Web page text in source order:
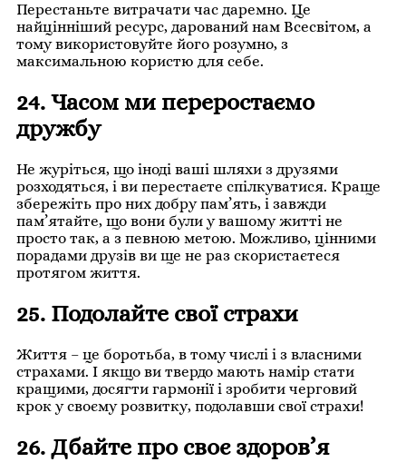
Перестаньте витрачати час даремно. Це
найцінніший ресурс, дарований нам Всесвітом, а
тому використовуйте його розумно, з
максимальною користю для себе.
24. Часом ми переростаємо
дружбу
Не журіться, що іноді ваші шляхи з друзями
розходяться, і ви перестаєте спілкуватися. Краще
збережіть про них добру пам’ять, і завжди
пам’ятайте, що вони були у вашому житті не
просто так, а з певною метою. Можливо, цінними
порадами друзів ви ще не раз скористаєтеся
протягом життя.
25. Подолайте свої страхи
Життя – це боротьба, в тому числі і з власними
страхами. І якщо ви твердо мають намір стати
кращими, досягти гармонії і зробити черговий
крок у своєму розвитку, подолавши свої страхи!
26. Дбайте про своє здоров’я